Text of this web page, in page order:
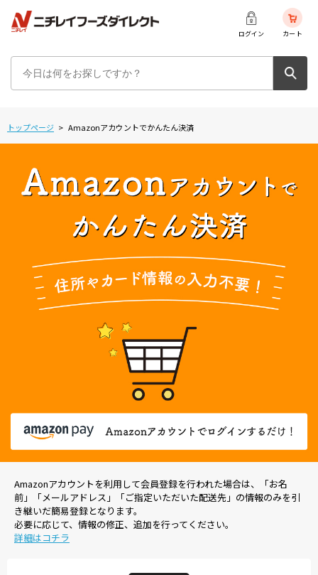
ログイン カート
トップページ > Amazonアカウントでかんたん決済
Amazonアカウントを利用して会員登録を行われた場合は、「お名
前」「メールアドレス」「ご指定いただいた配送先」の情報のみを引
き継いだ簡易登録となります。
必要に応じて、情報の修正、追加を行ってください。
詳細はコチラ